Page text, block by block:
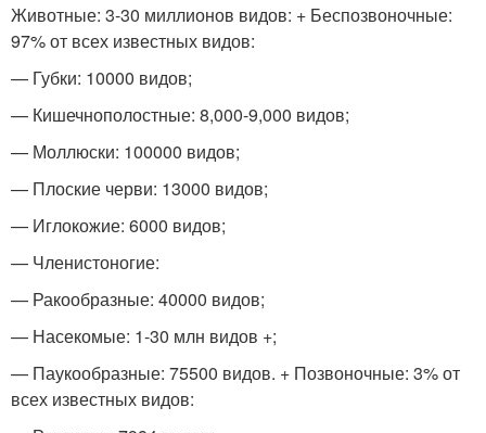
Животные: 3-30 миллионов видов: + Беспозвоночные:
97% от всех известных видов:
— Губки: 10000 видов;
— Кишечнополостные: 8,000-9,000 видов;
— Моллюски: 100000 видов;
— Плоские черви: 13000 видов;
— Иглокожие: 6000 видов;
— Членистоногие:
— Ракообразные: 40000 видов;
— Насекомые: 1-30 млн видов +;
— Паукообразные: 75500 видов. + Позвоночные: 3% от
всех известных видов: